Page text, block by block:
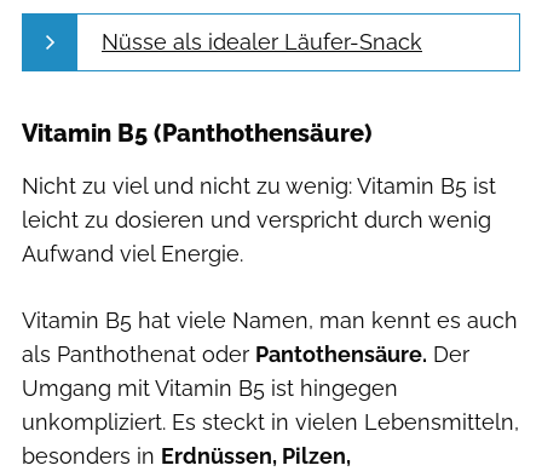
Nüsse als idealer Läufer-Snack
Vitamin B5 (Panthothensäure)
Nicht zu viel und nicht zu wenig: Vitamin B5 ist
leicht zu dosieren und verspricht durch wenig
Aufwand viel Energie.
Vitamin B5 hat viele Namen, man kennt es auch
als Panthothenat oder Pantothensäure. Der
Umgang mit Vitamin B5 ist hingegen
unkompliziert. Es steckt in vielen Lebensmitteln,
besonders in Erdnüssen, Pilzen,